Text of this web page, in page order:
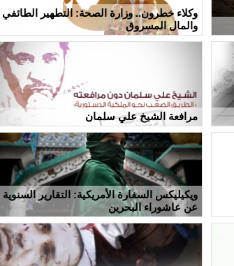
وكلاء خطرون.. وزارة الصحة: التطهير الطائفي
والمال المسروق
مرافعة الشيخ علي سلمان
ويكيليكس السفارة الأمريكية: التقارير السنوية
عن عاشوراء البحرين